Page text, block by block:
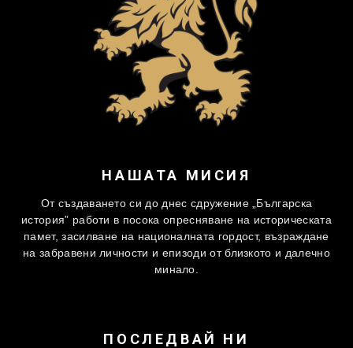
НАШАТА МИСИЯ
От създаването си до днес сдружение „Българска
история” работи в посока опресняване на историческата
памет, засилване на националната гордост, възраждане
на забравени личности и епизоди от близкото и далечно
минало.
ПОСЛЕДВАЙ НИ